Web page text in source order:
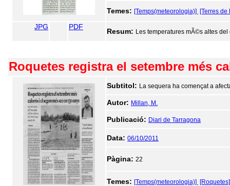
Temes: [Temps(meteorologia)] [Terres de
JPG PDF
Resum: Les temperatures mÃ©s altes
Roquetes registra el setembre més
Subtitol: La sequera ha començat a
Autor: Millan, M.
Publicació: Diari de Tarragona
Data: 06/10/2011
Pàgina: 22
Temes: [Temps(meteorologia)] [Roquetes]